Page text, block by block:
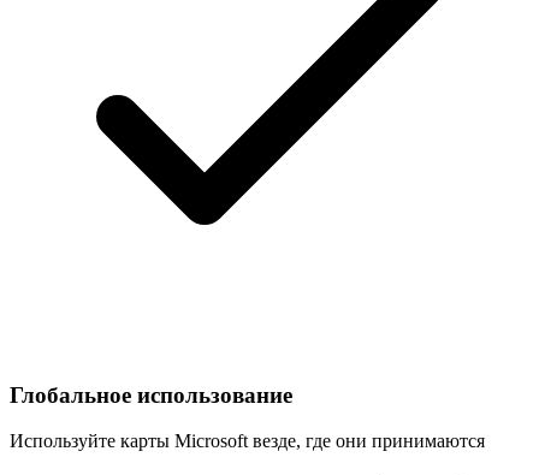
Глобальное использование
Используйте карты Microsoft везде, где они принимаются